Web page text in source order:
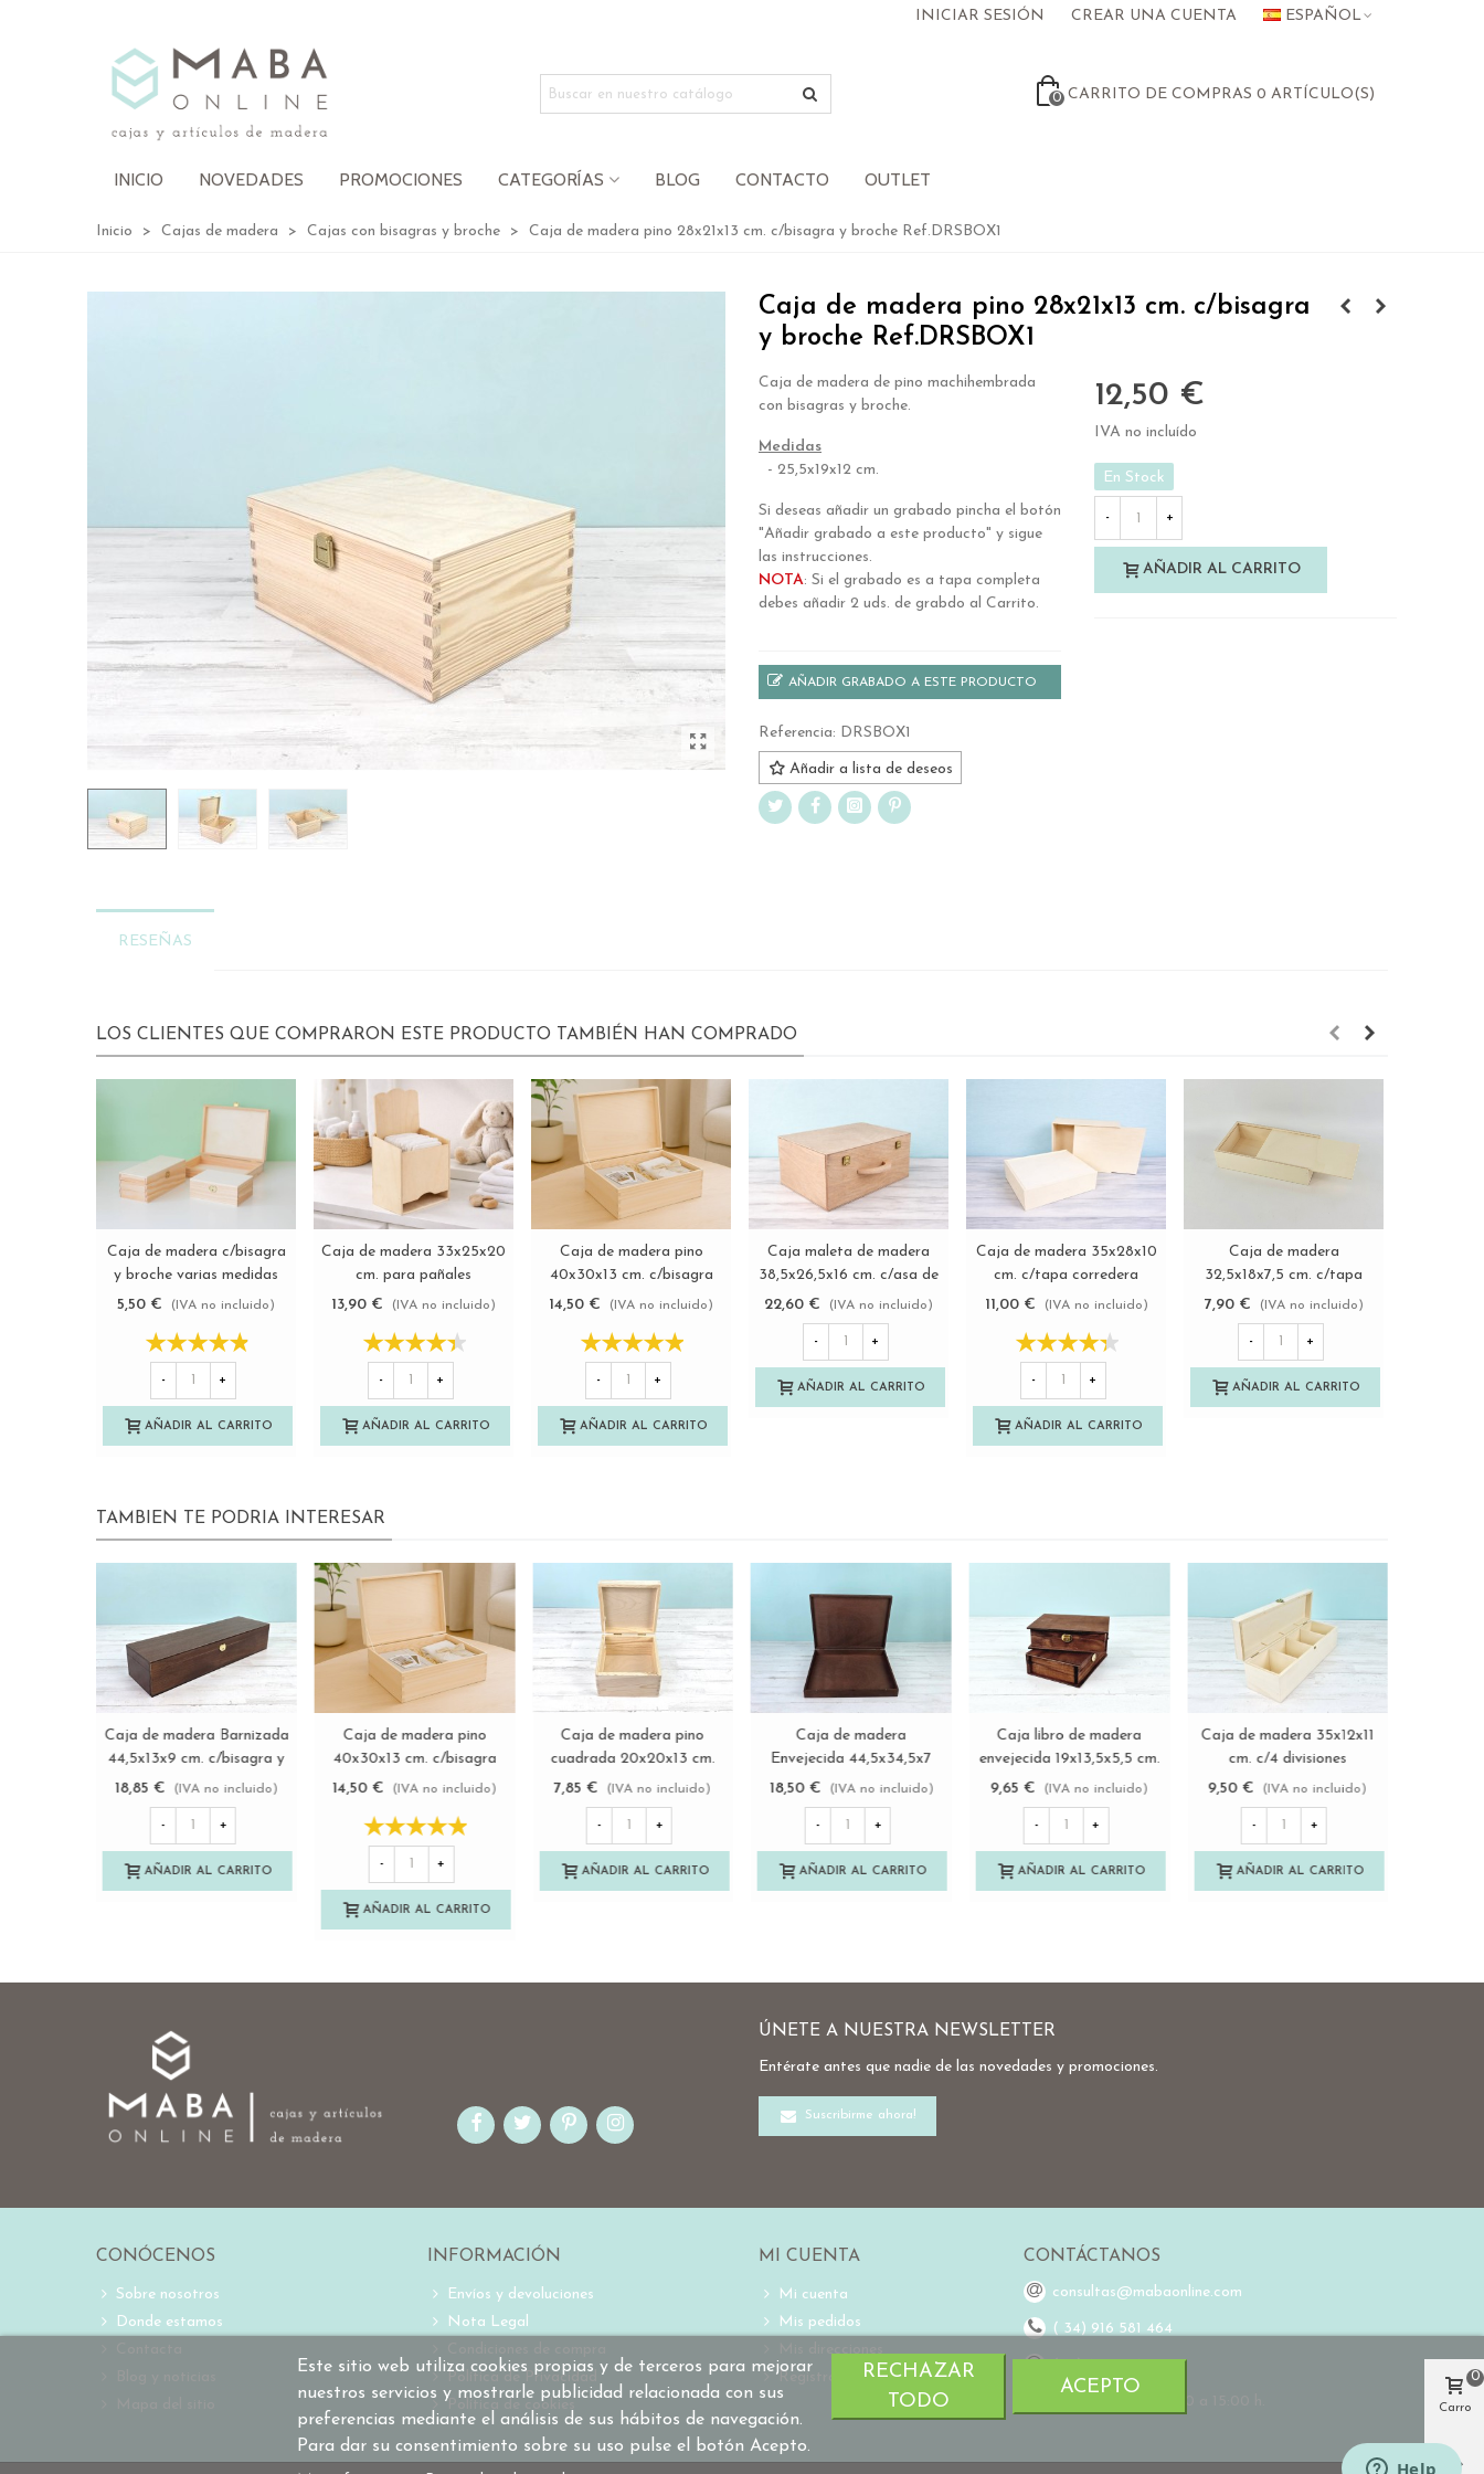
INICIAR SESIÓN CREAR UNA CUENTA ESPAÑOL
0 CARRITO DE COMPRAS 0 ARTÍCULO(S)
INICIO NOVEDADES PROMOCIONES CATEGORÍAS BLOG CONTACTO OUTLET
Inicio > Cajas de madera > Cajas con bisagras y broche > Caja de madera pino 28x21x13 cm. c/bisagra y broche Ref.DRSBOX1
Caja de madera pino 28x21x13 cm. c/bisagra
y broche Ref.DRSBOX1
Caja de madera de pino machihembrada
con bisagras y broche.
Medidas
- 25,5x19x12 cm.
Si deseas añadir un grabado pincha el botón
"Añadir grabado a este producto" y sigue
las instrucciones.
NOTA: Si el grabado es a tapa completa
debes añadir 2 uds. de grabdo al Carrito.
AÑADIR GRABADO A ESTE PRODUCTO
Referencia: DRSBOX1
Añadir a lista de deseos
12,50 €
IVA no incluído
En Stock
- +
AÑADIR AL CARRITO
RESEÑAS
LOS CLIENTES QUE COMPRARON ESTE PRODUCTO TAMBIÉN HAN COMPRADO
Ver más
Caja de madera c/bisagra
y broche varias medidas
Ref.P35C61
5,50 € (IVA no incluido)
- +
AÑADIR AL CARRITO
Ver más
Caja de madera 33x25x20
cm. para pañales
Ref.P1681
13,90 € (IVA no incluido)
- +
AÑADIR AL CARRITO
Ver más
Caja de madera pino
40x30x13 cm. c/bisagra
Ref.DRSD140B
14,50 € (IVA no incluido)
- +
AÑADIR AL CARRITO
Ver más
Caja maleta de madera
38,5x26,5x16 cm. c/asa de
madera Ref.PCM55
22,60 € (IVA no incluido)
- +
AÑADIR AL CARRITO
Ver más
Caja de madera 35x28x10
cm. c/tapa corredera
Ref.P1454C8J
11,00 € (IVA no incluido)
- +
AÑADIR AL CARRITO
Ver más
Caja de madera
32,5x18x7,5 cm. c/tapa
corredera Ref.PC2D
7,90 € (IVA no incluido)
- +
AÑADIR AL CARRITO
TAMBIEN TE PODRIA INTERESAR
Ver más
Caja de madera envejecida
33x25x9 cm. c/bisagra y
broche Ref.PCF82
15,80 € (IVA no incluido)
- +
AÑADIR AL CARRITO
Nuevo
Ver más
Caja de madera ok
c/bisagra y broche 2
medidas Ref.BBOK
6,20 € (IVA no incluido)
- +
AÑADIR AL CARRITO
Ver más
Caja de madera Barnizada
44,5x13x9 cm. c/bisagra y
broche Ref.MAG25
18,85 € (IVA no incluido)
- +
AÑADIR AL CARRITO
Ver más
Caja de madera pino
40x30x13 cm. c/bisagra
Ref.DRSD140B
14,50 € (IVA no incluido)
- +
Ver más
Caja de madera pino
cuadrada 20x20x13 cm.
c/bisagra Ref.DRSD120B
7,85 € (IVA no incluido)
- +
AÑADIR AL CARRITO
Ver más
Caja de madera
Envejecida 44,5x34,5x7
cm. c/bisagra y broche
imán Ref.PC8FIT
18,50 € (IVA no incluido)
- +
AÑADIR AL CARRITO
ÚNETE A NUESTRA NEWSLETTER
Entérate antes que nadie de las novedades y promociones.
Suscribirme ahora!
Este sitio web utiliza cookies propias y de terceros para mejorar
nuestros servicios y mostrarle publicidad relacionada con sus
preferencias mediante el análisis de sus hábitos de navegación.
Para dar su consentimiento sobre su uso pulse el botón Acepto.
RECHAZAR
TODO
ACEPTO
CONÓCENOS
Sobre nosotros
Donde estamos
INFORMACIÓN
Envíos y devoluciones
Nota Legal
Política de Privacidad
Política de cookies
MI CUENTA
Mi cuenta
Mis pedidos
Registro
CONTÁCTANOS
consultas@mabaonline.com
( 34) 916 581 464
(34) 648 976 755
Carro
0